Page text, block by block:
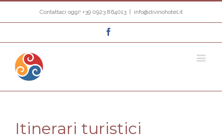
Contattaci oggi! +39 0923 864013 info@divinohotel.it
Itinerari turistici